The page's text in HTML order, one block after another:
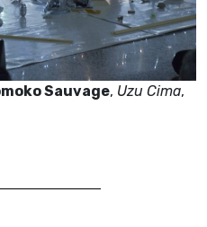
Sauvage, Uzu Cima,